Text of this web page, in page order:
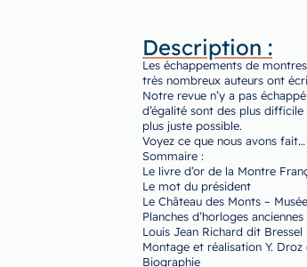
Description :
Les échappements de
très nombreux auteurs ont
Notre revue n’y a pas
d’égalité sont des plus
plus juste possible.
Voyez ce que nous avons
Sommaire :
Le livre d’or de la Montre
Le mot du président
Le Château des Monts –
Planches d’horloges anciennes
Louis Jean Richard dit Bressel
Montage et réalisation Y.
Biographie